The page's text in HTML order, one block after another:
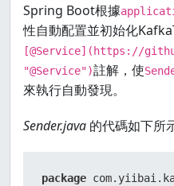
<build>
< plugins>
< plugin
<
<
<defaultGoal
</project>
Spring Boot根據
性自動配置並初始化
[@Service](https://
"@Service")註解，使
來執行自動發現。
Sender.java 的代碼如下所
package